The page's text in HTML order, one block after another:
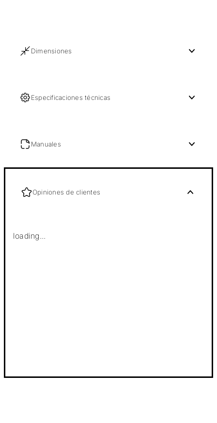
Dimensiones
Especificaciones técnicas
Manuales
Opiniones de clientes
loading...